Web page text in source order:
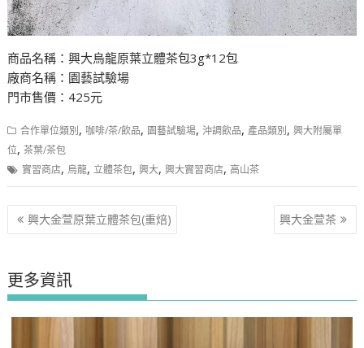
商品名稱：興大烏龍原葉立體茶包3g*12包
廠商名稱：園藝試驗場
門市售價：425元
合作單位類別, 咖啡/茶/飲品, 園藝試驗場,沖調飲品, 產品類別,興大附屬單
位,茶葉/茶包
實習商店, 烏龍, 立體茶包,興大,興大實習商店,高山茶
文
章
覽
興大金萱原葉立體茶包(重焙) 興大金萱茶
更多資訊